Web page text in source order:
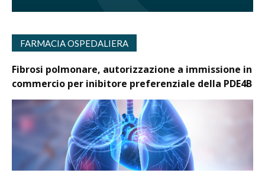
FARMACIA OSPEDALIERA
Fibrosi polmonare, autorizzazione a immissione in
commercio per inibitore preferenziale della PDE4B